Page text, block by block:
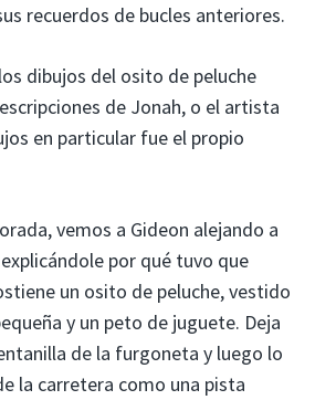
recuerdos de bucles anteriores.
dibujos del osito de peluche
de Jonah, o el artista
en particular fue el propio
vemos a Gideon alejando a
por qué tuvo que
un osito de peluche, vestido
y un peto de juguete. Deja
de la furgoneta y luego lo
la carretera como una pista